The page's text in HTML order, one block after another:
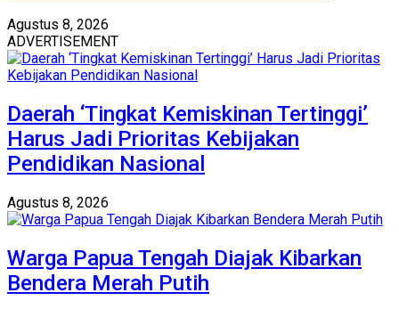
Agustus 8, 2026
ADVERTISEMENT
Daerah ‘Tingkat Kemiskinan Tertinggi’
Harus Jadi Prioritas Kebijakan
Pendidikan Nasional
Agustus 8, 2026
Warga Papua Tengah Diajak Kibarkan
Bendera Merah Putih